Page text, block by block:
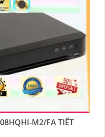
M2/FA TIẾT